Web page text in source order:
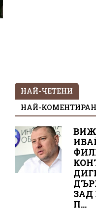
НАЙ-ЧЕТЕНИ
НАЙ-
ЗАД
П...